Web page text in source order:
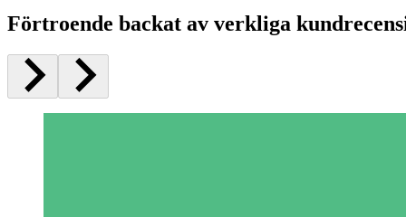
Förtroende backat av verkliga